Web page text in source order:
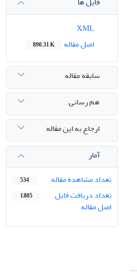
اصل مقاله
890.31 K
سابقه مقاله
هم رسانی
ارجاع به این مقاله
آمار
تعداد مشاهده مقاله
534
تعداد دریافت فایل
اصل مقاله
1,805